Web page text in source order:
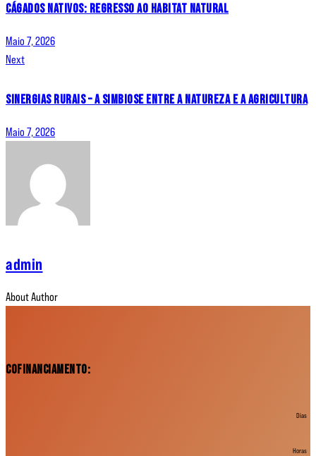
Cágados Nativos: Regresso ao Habitat Natural
Maio 7, 2026
Next
Sinergias Rurais – a simbiose entre a natureza e a agricultura
Maio 7, 2026
admin
About Author
Cofinanciamento:
Dias
Horas